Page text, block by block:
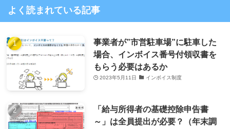
よく読まれている記事
事業者が”市営駐車場”に駐車した
場合、インボイス番号付領収書を
もらう必要はあるか
2023年5月11日 インボイス制度
「給与所得者の基礎控除申告書
～」は全員提出が必要？（年末調